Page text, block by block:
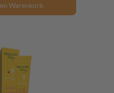
Warenkorb